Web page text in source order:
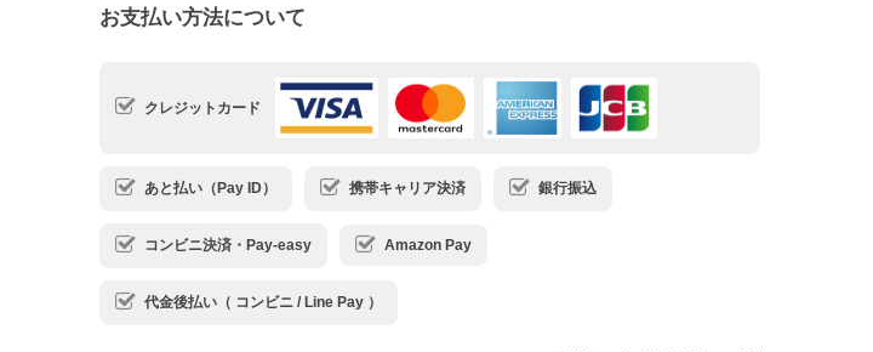
お支払い方法について
クレジットカード
あと払い（Pay ID） 携帯キャリア決済 銀行振込
コンビニ決済・Pay-easy Amazon Pay
代金後払い（ コンビニ / Line Pay ）